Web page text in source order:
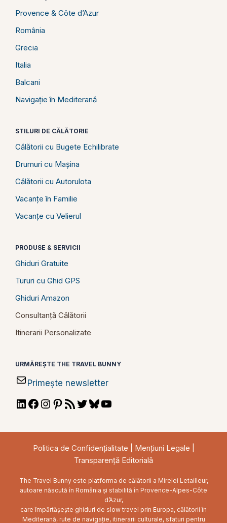
Provence & Côte d’Azur
România
Grecia
Italia
Balcani
Navigație în Mediterană
STILURI DE CĂLĂTORIE
Călătorii cu Bugete Echilibrate
Drumuri cu Mașina
Călătorii cu Autorulota
Vacanțe în Familie
Vacanțe cu Velierul
PRODUSE & SERVICII
Ghiduri Gratuite
Tururi cu Ghid GPS
Ghiduri Amazon
Consultanță Călătorii
Itinerarii Personalizate
URMĂREȘTE THE TRAVEL BUNNY
Primește newsletter
LinkedIn
Facebook
Instagram
Pinterest
RSSTwitterBluesky
Politica de Confidențialitate Mențiuni Legale
Transparență Editorială
The Travel Bunny este platforma de călătorii a Mirelei Letailleur,
autoare născută în România și stabilită în Provence-Alpes-Côte
d’Azur,
care împărtășește ghiduri de slow travel prin Europa, călătorii în
Mediterană, rute de navigație, itinerarii culturale, sfaturi pentru